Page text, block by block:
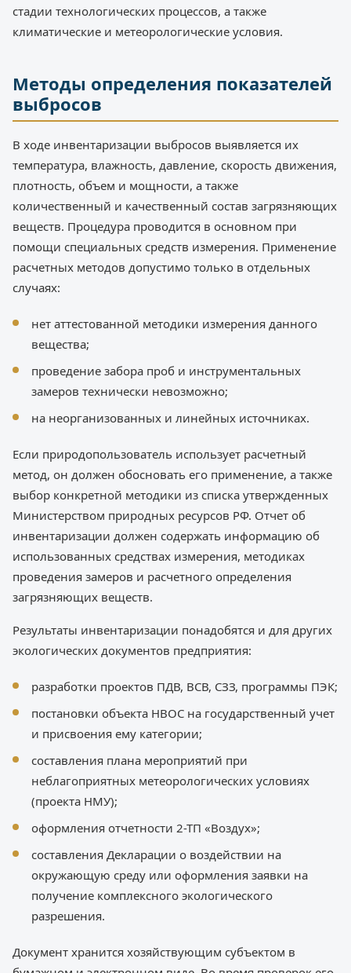
стадии технологических процессов, а также
климатические и метеорологические условия.
Методы определения показателей
выбросов
В ходе инвентаризации выбросов выявляется их
температура, влажность, давление, скорость движения,
плотность, объем и мощности, а также
количественный и качественный состав загрязняющих
веществ. Процедура проводится в основном при
помощи специальных средств измерения. Применение
расчетных методов допустимо только в отдельных
случаях:
нет аттестованной методики измерения данного
вещества;
проведение забора проб и инструментальных
замеров технически невозможно;
на неорганизованных и линейных источниках.
Если природопользователь использует расчетный
метод, он должен обосновать его применение, а также
выбор конкретной методики из списка утвержденных
Министерством природных ресурсов РФ. Отчет об
инвентаризации должен содержать информацию об
использованных средствах измерения, методиках
проведения замеров и расчетного определения
загрязняющих веществ.
Результаты инвентаризации понадобятся и для других
экологических документов предприятия:
разработки проектов ПДВ, ВСВ, СЗЗ, программы ПЭК;
постановки объекта НВОС на государственный учет
и присвоения ему категории;
составления плана мероприятий при
неблагоприятных метеорологических условиях
(проекта НМУ);
оформления отчетности 2-ТП «Воздух»;
составления Декларации о воздействии на
окружающую среду или оформления заявки на
получение комплексного экологического
разрешения.
Документ хранится хозяйствующим субъектом в